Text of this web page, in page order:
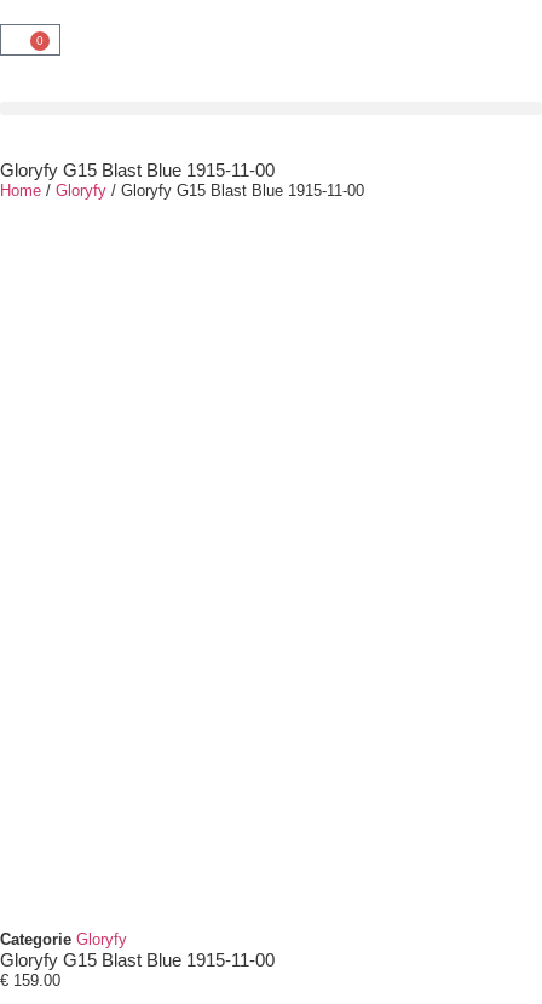
0
Gloryfy G15 Blast Blue 1915-11-00
Home / Gloryfy / Gloryfy G15 Blast Blue 1915-11-00
Categorie Gloryfy
Gloryfy G15 Blast Blue 1915-11-00
€ 159.00